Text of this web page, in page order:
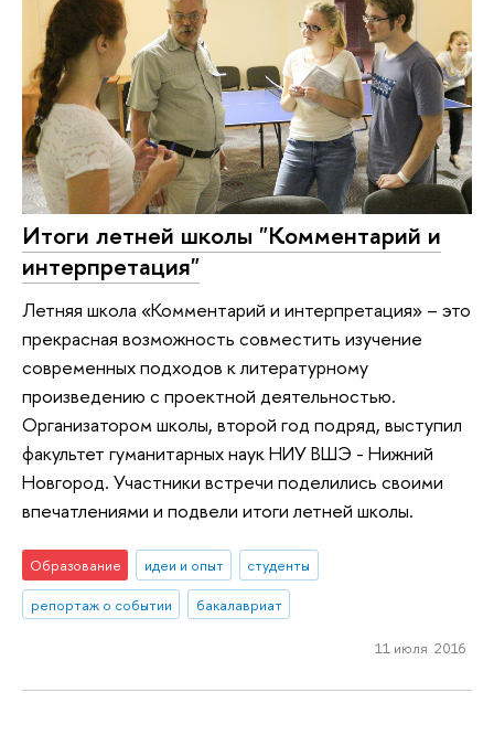
Итоги летней школы "Комментарий и
интерпретация"
Летняя школа «Комментарий и интерпретация» – это
прекрасная возможность совместить изучение
современных подходов к литературному
произведению с проектной деятельностью.
Организатором школы, второй год подряд, выступил
факультет гуманитарных наук НИУ ВШЭ - Нижний
Новгород. Участники встречи поделились своими
впечатлениями и подвели итоги летней школы.
Образование идеи и опыт
студенты
репортаж о событии
бакалавриат
11 июля 2016